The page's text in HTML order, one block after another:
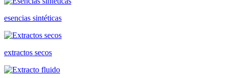
esencias sintéticas
extractos secos